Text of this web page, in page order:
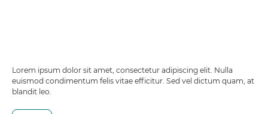
Lorem ipsum dolor sit amet, consectetur adipiscing elit. Nulla
euismod condimentum felis vitae efficitur. Sed vel dictum quam, at
blandit leo.